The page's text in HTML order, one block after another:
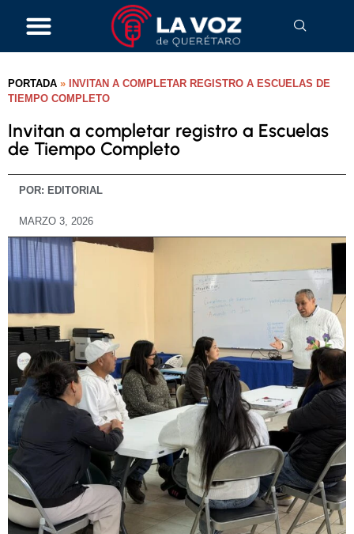
PORTADA »
INVITAN A COMPLETAR REGISTRO A ESCUELAS DE
TIEMPO COMPLETO
Invitan a completar registro a Escuelas
de Tiempo Completo
POR: EDITORIAL
MARZO 3, 2026